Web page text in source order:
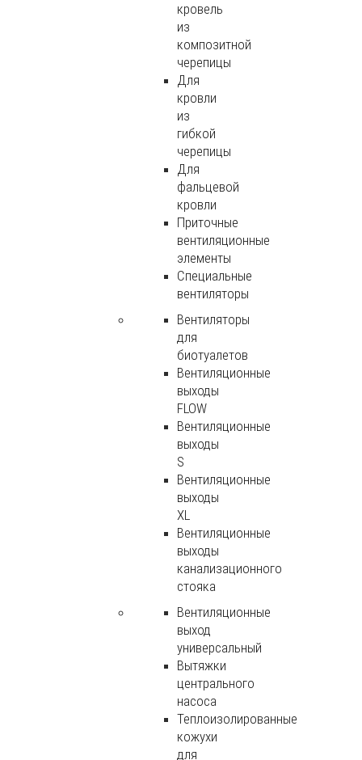
кровель
из
композитной
черепицы
Для
кровли
из
гибкой
черепицы
Для
фальцевой
кровли
Приточные
вентиляционные
элементы
Специальные
вентиляторы
Вентиляторы
для
биотуалетов
Вентиляционные
выходы
FLOW
Вентиляционные
выходы
S
Вентиляционные
выходы
XL
Вентиляционные
выходы
канализационного
стояка
Вентиляционные
выход
универсальный
Вытяжки
центрального
насоса
Теплоизолированные
кожухи
для